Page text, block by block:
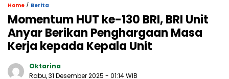
Home / Berita
Momentum HUT ke-130 BRI, BRI Unit
Anyar Berikan Penghargaan Masa
Kerja kepada Kepala Unit
Oktarina
Rabu, 31 Desember 2025 - 01:14 WIB